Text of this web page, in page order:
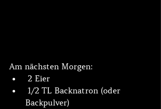
Am nächsten Morgen:
2 Eier
Backpulver)